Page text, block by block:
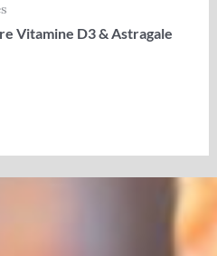
Vitamine D3 & Astragale